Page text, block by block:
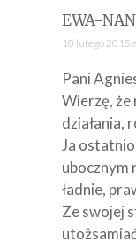
EWA-
10 lutego 2015
Pani
Wierzę, że
działania,
Ja
ubocznym
ładnie,
Ze swojej